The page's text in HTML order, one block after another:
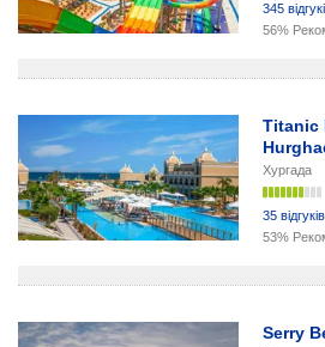
345
56%
Titanic
Хургада
35 відгуків
53%
Serry